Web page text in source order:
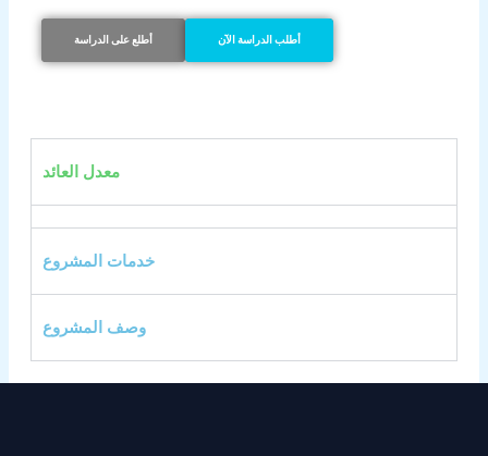
أطلع على الدراسة أطلب الدراسة الآن
معدل العائد
خدمات المشروع
وصف المشروع